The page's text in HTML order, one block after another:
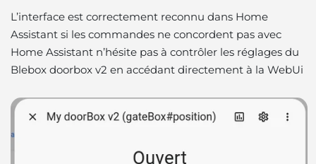
L’interface est correctement reconnu dans Home
Assistant si les commandes ne concordent pas avec
Home Assistant n’hésite pas à contrôler les réglages du
Blebox doorbox v2 en accédant directement à la WebUi